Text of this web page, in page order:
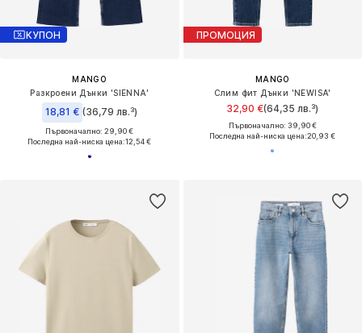
КУПОН
MANGO
Разкроени Дънки 'SIENNA'
18,81 € (36,79 лв.³)
Първоначално: 29,90 €
Последна най-ниска цена:12,54 €
ПРОМОЦИЯ
MANGO
Слим фит Дънки 'NEWISA'
32,90 €(64,35 лв.³)
Първоначално: 39,90 €
Последна най-ниска цена:20,93 €